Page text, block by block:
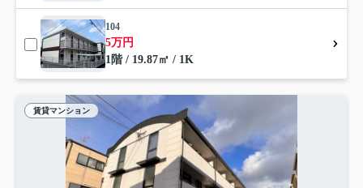
104
5万円
1階 / 19.87㎡ / 1K
賃貸マンション